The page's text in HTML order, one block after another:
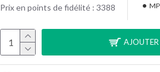
Prix en points de fidélité : 3388
AJOUTER